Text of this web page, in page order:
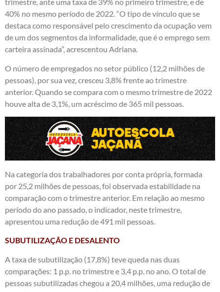
trimestre, ante uma taxa de 39% no primeiro trimestre, e de
40% no mesmo período de 2022. “O tipo de vínculo que se
destaca como responsável pelo crescimento da ocupação vem
de um dos segmentos da informalidade, que é o emprego sem
carteira assinada”, acrescentou Adriana.
O número de empregados no setor público (12,2 milhões de
pessoas), por sua vez, cresceu 3,8% frente ao trimestre
anterior. Quando se compara com o mesmo trimestre de 2022
houve alta de 3,1%, um acréscimo de 365 mil pessoas.
Na categoria dos trabalhadores por conta própria, formada
por 25,2 milhões de pessoas, foi observada estabilidade na
comparação com o trimestre anterior. Em relação ao mesmo
período do ano passado, o indicador, neste trimestre,
apresentou uma redução de 491 mil pessoas.
SUBUTILIZAÇÃO E DESALENTO
A taxa de subutilização (17,8%) teve queda nas duas
comparações: 1 p.p. no trimestre e 3,4 p.p. no ano. O total de
pessoas subutilizadas chegou a 20,4 milhões, uma redução de